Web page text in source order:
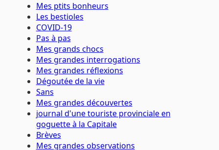
Mes ptits bonheurs
Les bestioles
COVID-19
Pas à pas
Mes grands chocs
Mes grandes interrogations
Mes grandes réflexions
Dégoutée de la vie
Sans
Mes grandes découvertes
journal d'une touriste provinciale en
goguette à la Capitale
Brèves
Mes grandes observations